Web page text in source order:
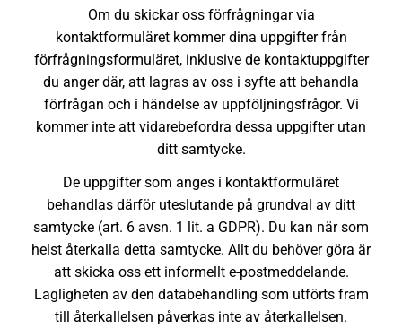
Om du skickar oss förfrågningar via
kontaktformuläret kommer dina uppgifter från
förfrågningsformuläret, inklusive de kontaktuppgifter
du anger där, att lagras av oss i syfte att behandla
förfrågan och i händelse av uppföljningsfrågor. Vi
kommer inte att vidarebefordra dessa uppgifter utan
ditt samtycke.
De uppgifter som anges i kontaktformuläret
behandlas därför uteslutande på grundval av ditt
samtycke (art. 6 avsn. 1 lit. a GDPR). Du kan när som
helst återkalla detta samtycke. Allt du behöver göra är
att skicka oss ett informellt e-postmeddelande.
Lagligheten av den databehandling som utförts fram
till återkallelsen påverkas inte av återkallelsen.